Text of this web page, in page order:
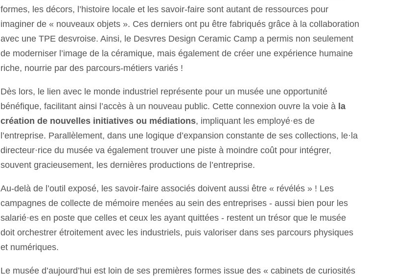
formes, les décors, l’histoire locale et les savoir-faire sont autant de ressources pour
imaginer de « nouveaux objets ». Ces derniers ont pu être fabriqués grâce à la collaboration
avec une TPE desvroise. Ainsi, le Desvres Design Ceramic Camp a permis non seulement
de moderniser l’image de la céramique, mais également de créer une expérience humaine
riche, nourrie par des parcours-métiers variés !
Dès lors, le lien avec le monde industriel représente pour un musée une opportunité
bénéfique, facilitant ainsi l’accès à un nouveau public. Cette connexion ouvre la voie à la
création de nouvelles initiatives ou médiations, impliquant les employé·es de
l’entreprise. Parallèlement, dans une logique d’expansion constante de ses collections, le·la
directeur·rice du musée va également trouver une piste à moindre coût pour intégrer,
souvent gracieusement, les dernières productions de l’entreprise.
Au-delà de l’outil exposé, les savoir-faire associés doivent aussi être « révélés » ! Les
campagnes de collecte de mémoire menées au sein des entreprises - aussi bien pour les
salarié·es en poste que celles et ceux les ayant quittées - restent un trésor que le musée
doit orchestrer étroitement avec les industriels, puis valoriser dans ses parcours physiques
et numériques.
Le musée d’aujourd’hui est loin de ses premières formes issue des « cabinets de curiosités